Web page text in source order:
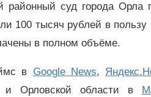
районный суд города
100 тысяч рублей в
в полном объёме.
в Google News,
и Орловской области в